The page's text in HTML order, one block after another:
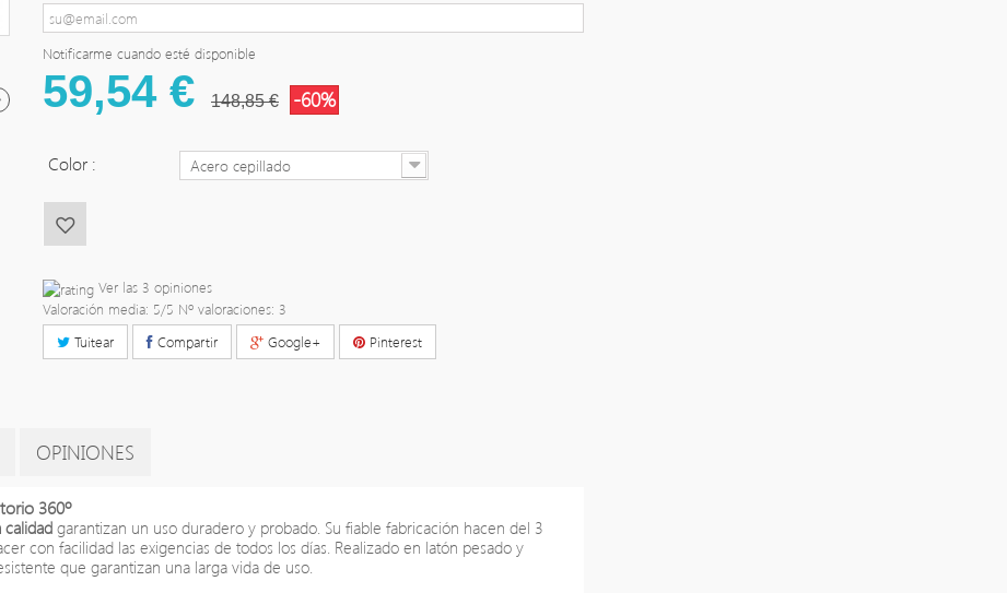
Notificarme cuando esté disponible
59,54 € 148,85 € -60%
Color : Acero cepillado
Ver las 3 opiniones
Valoración media: 5/5 Nº valoraciones: 3
Tuitear
Compartir Google+ Pinterest
OPINIONES
360º
calidad garantizan un uso duradero y probado. Su fiable fabricación hacen del 3
con facilidad las exigencias de todos los días. Realizado en latón pesado y
que garantizan una larga vida de uso.